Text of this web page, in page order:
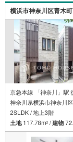
横浜市神奈川区青木町
京急本線 「神奈川」駅
神奈川県横浜市神奈川
2SLDK / 地上3階
土地117.78m2 /建物